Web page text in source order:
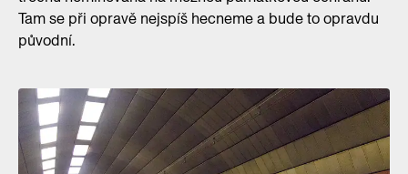
Tam se při opravě nejspíš hecneme a bude to opravdu
původní.